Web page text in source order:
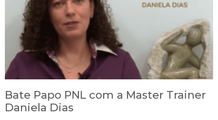
Bate Papo PNL com a Master Trainer
Daniela Dias